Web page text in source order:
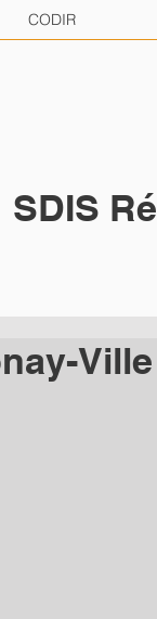
CODIR
SDIS
Ville